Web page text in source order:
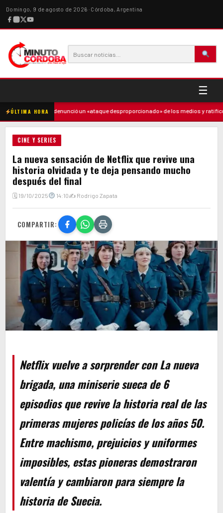
Domingo, 9 de agosto de 2026 · Córdoba, Argentina
☰
ÚLTIMA HORA
· Milei denunció un «ataque desproporcionado» de los medios y ratificó el
CINE Y SERIES
La nueva sensación de Netflix que revive una
historia olvidada y te deja pensando mucho
después del final
🗓 19/10/2025 14:10✍ Rodrigo Zapata
COMPARTIR:
Netflix vuelve a sorprender con La nueva
brigada, una miniserie sueca de 6
episodios que revive la historia real de las
primeras mujeres policías de los años 50.
Entre machismo, prejuicios y uniformes
imposibles, estas pioneras demostraron
valentía y cambiaron para siempre la
historia de Suecia.